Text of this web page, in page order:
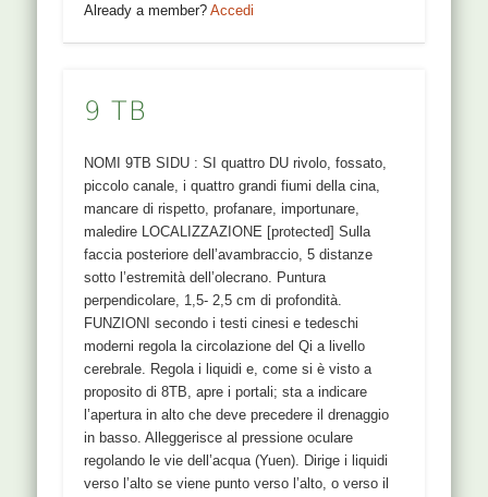
Already a member?Accedi
9 TB
NOMI 9TB SIDU : SI quattro DU rivolo, fossato,
piccolo canale, i quattro grandi fiumi della cina,
mancare di rispetto, profanare, importunare,
maledire LOCALIZZAZIONE [protected] Sulla
faccia posteriore dell’avambraccio, 5 distanze
sotto l’estremità dell’olecrano. Puntura
perpendicolare, 1,5- 2,5 cm di profondità.
FUNZIONI secondo i testi cinesi e tedeschi
moderni regola la circolazione del Qi a livello
cerebrale. Regola i liquidi e, come si è visto a
proposito di 8TB, apre i portali; sta a indicare
l’apertura in alto che deve precedere il drenaggio
in basso. Alleggerisce al pressione oculare
regolando le vie dell’acqua (Yuen). Dirige i liquidi
verso l’alto se viene punto verso l’alto, o verso il